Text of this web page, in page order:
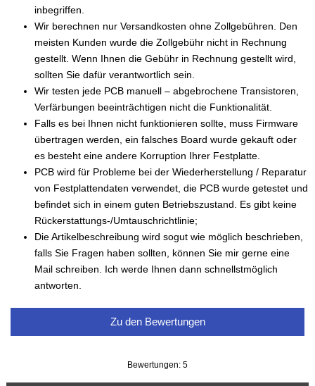
inbegriffen.
Wir berechnen nur Versandkosten ohne Zollgebühren. Den
meisten Kunden wurde die Zollgebühr nicht in Rechnung
gestellt. Wenn Ihnen die Gebühr in Rechnung gestellt wird,
sollten Sie dafür verantwortlich sein.
Wir testen jede PCB manuell – abgebrochene Transistoren,
Verfärbungen beeinträchtigen nicht die Funktionalität.
Falls es bei Ihnen nicht funktionieren sollte, muss Firmware
übertragen werden, ein falsches Board wurde gekauft oder
es besteht eine andere Korruption Ihrer Festplatte.
PCB wird für Probleme bei der Wiederherstellung / Reparatur
von Festplattendaten verwendet, die PCB wurde getestet und
befindet sich in einem guten Betriebszustand. Es gibt keine
Rückerstattungs-/Umtauschrichtlinie;
Die Artikelbeschreibung wird sogut wie möglich beschrieben,
falls Sie Fragen haben sollten, können Sie mir gerne eine
Mail schreiben. Ich werde Ihnen dann schnellstmöglich
antworten.
Zu den Bewertungen
Bewertungen: 5